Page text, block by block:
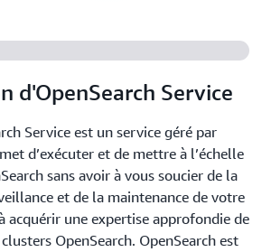
d'OpenSearch Service
Service est un service géré par
d’exécuter et de mettre à l’échelle
sans avoir à vous soucier de la
et de la maintenance de votre
acquérir une expertise approfondie de
OpenSearch. OpenSearch est